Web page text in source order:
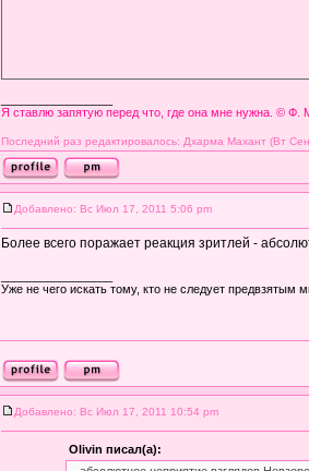
Я ставлю запятую перед что, где она мне нужна. © Ф.
Последний раз редактировалось: Дхарма Махант (Вт
Добавлено: Вс Июл 17, 2011 5:06 pm
Более всего поражает реакция зритлей -
Уже не чего искать тому, кто не следует предвзятым
Добавлено: Вс Июл 17, 2011 10:54 pm
Olivin писал(а):